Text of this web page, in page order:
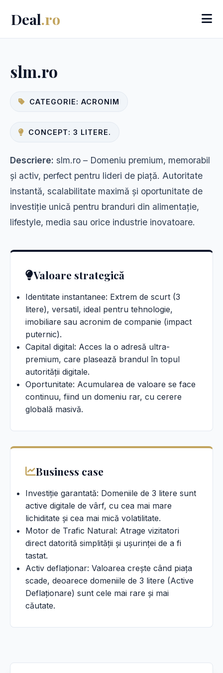
Deal.ro
slm.ro
CATEGORIE: ACRONIM
CONCEPT: 3 LITERE.
Descriere: slm.ro – Domeniu premium, memorabil
și activ, perfect pentru lideri de piață. Autoritate
instantă, scalabilitate maximă și oportunitate de
investiție unică pentru branduri din alimentație,
lifestyle, media sau orice industrie inovatoare.
Valoare strategică
Identitate instantanee: Extrem de scurt (3
litere), versatil, ideal pentru tehnologie,
imobiliare sau acronim de companie (impact
puternic).
Capital digital: Acces la o adresă ultra-
premium, care plasează brandul în topul
autorității digitale.
Oportunitate: Acumularea de valoare se face
continuu, fiind un domeniu rar, cu cerere
globală masivă.
Business case
Investiție garantată: Domeniile de 3 litere sunt
active digitale de vârf, cu cea mai mare
lichiditate și cea mai mică volatilitate.
Motor de Trafic Natural: Atrage vizitatori
direct datorită simplității și ușurinței de a fi
tastat.
Activ deflaționar: Valoarea crește când piața
scade, deoarece domeniile de 3 litere (Active
Deflaționare) sunt cele mai rare și mai
căutate.